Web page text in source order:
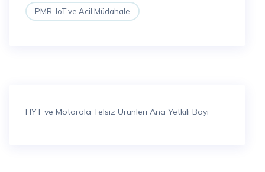
PMR-IoT ve Acil Müdahale
HYT ve Motorola Telsiz Ürünleri Ana Yetkili Bayi